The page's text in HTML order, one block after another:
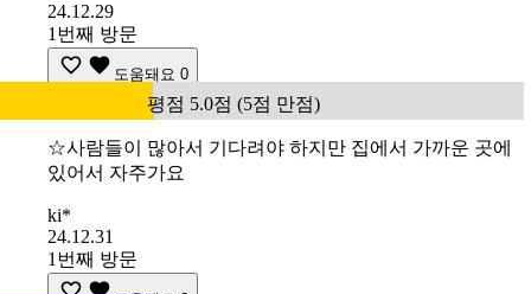
24.12.29
1번째 방문
도움돼요 0
평점 5.0점 (5점 만점)
☆사람들이 많아서 기다려야 하지만 집에서 가까운 곳에
있어서 자주가요
ki*
24.12.31
1번째 방문